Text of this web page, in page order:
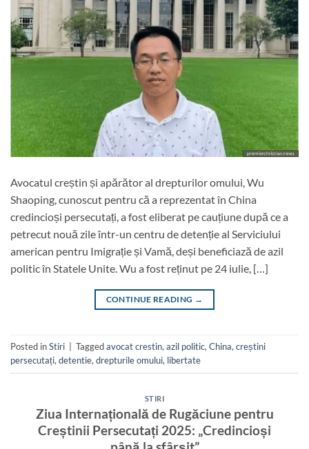
Avocatul creștin și apărător al drepturilor omului, Wu
Shaoping, cunoscut pentru că a reprezentat în China
credincioși persecutați, a fost eliberat pe cauțiune după ce a
petrecut nouă zile într-un centru de detenție al Serviciului
american pentru Imigrație și Vamă, deși beneficiază de azil
politic în Statele Unite. Wu a fost reținut pe 24 iulie, […]
CONTINUE READING →
Posted inStiri Taggedavocat crestin, azil politic, China, creștini
persecutați, detentie, drepturile omului, libertate
STIRI
Ziua Internațională de Rugăciune pentru
Creștinii Persecutați 2025: „Credincioși